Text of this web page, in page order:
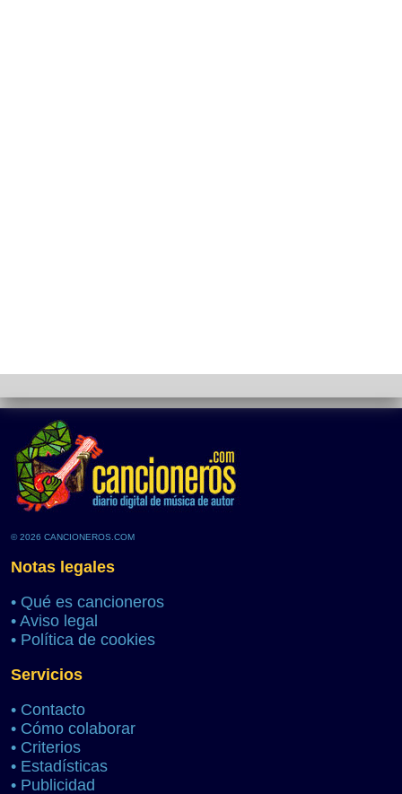
© 2026 CANCIONEROS.COM
Notas legales
• Qué es cancioneros
• Aviso legal
• Política de cookies
Servicios
• Contacto
• Cómo colaborar
• Criterios
• Estadísticas
• Publicidad